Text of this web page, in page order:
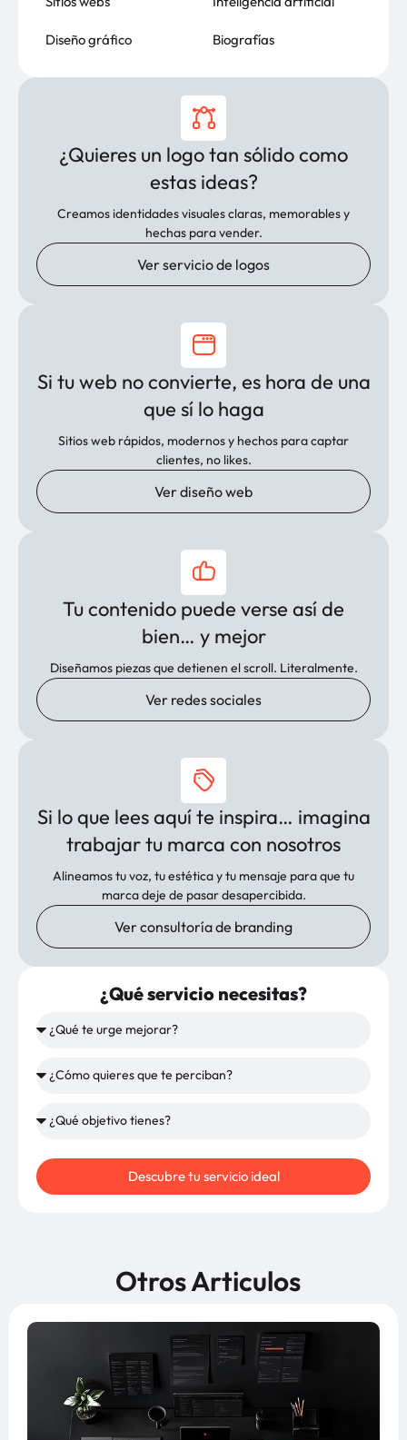
Diseño gráfico Biografías
¿Quieres un logo tan sólido como
estas ideas?
Creamos identidades visuales claras, memorables y
hechas para vender.
Ver servicio de logos
Si tu web no convierte, es hora de una
que sí lo haga
Sitios web rápidos, modernos y hechos para captar
clientes, no likes.
Ver diseño web
Tu contenido puede verse así de
bien… y mejor
Diseñamos piezas que detienen el scroll. Literalmente.
Ver redes sociales
Si lo que lees aquí te inspira… imagina
trabajar tu marca con nosotros
Alineamos tu voz, tu estética y tu mensaje para que tu
marca deje de pasar desapercibida.
Ver consultoría de branding
¿Qué servicio necesitas?
Descubre tu servicio ideal
Otros Articulos